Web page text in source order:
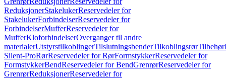
ReduksjonerStakelukerReservedeler for
StakelukerForbindelserReservedeler for
ForbindelserMufferReservedeler for
MufferKloforbindelserOverganger til andre
materialerUtstyrstilkoblingerTilslutningsbenderTilkoblingsrørTilbehør
Silent-ProRørReservedeler for RørFormstykkerReservedeler for
FormstykkerBendReservedeler for BendGrenrørReservedeler for
GrenrørReduksjonerReservedeler for